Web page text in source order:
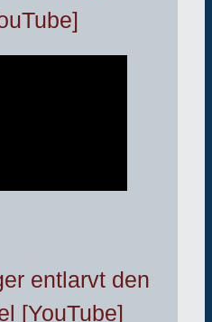
entlarvt den
[YouTube]